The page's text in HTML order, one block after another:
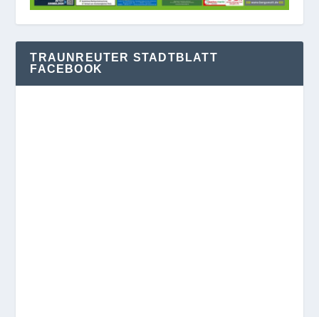
TRAUNREUTER STADTBLATT
FACEBOOK